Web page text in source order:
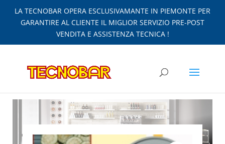
LA TECNOBAR OPERA ESCLUSIVAMANTE IN PIEMONTE PER
GARANTIRE AL CLIENTE IL MIGLIOR SERVIZIO PRE-POST
VENDITA E ASSISTENZA TECNICA !